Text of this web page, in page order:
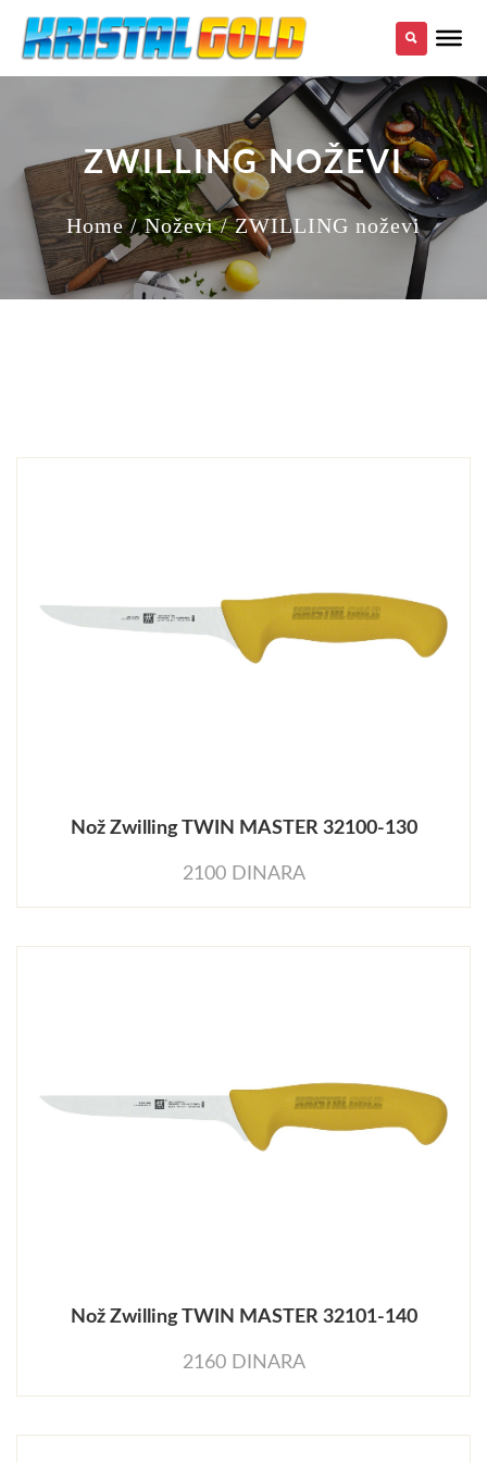
ZWILLING NOŽEVI
Home / Noževi / ZWILLING noževi
Nož Zwilling TWIN MASTER 32100-130
2100 DINARA
Nož Zwilling TWIN MASTER 32101-140
2160 DINARA